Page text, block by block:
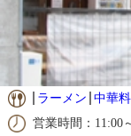
ラーメン 中華
営業時間：11:00